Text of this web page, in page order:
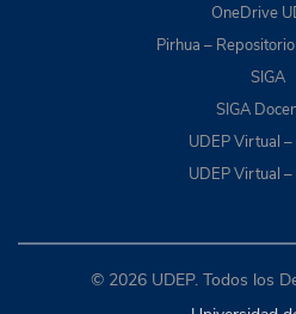
OneDrive
Pirhua –
SIGA
SIGA
UDEP Virtual
UDEP Virtual –
© 2026 UDEP. Todos los